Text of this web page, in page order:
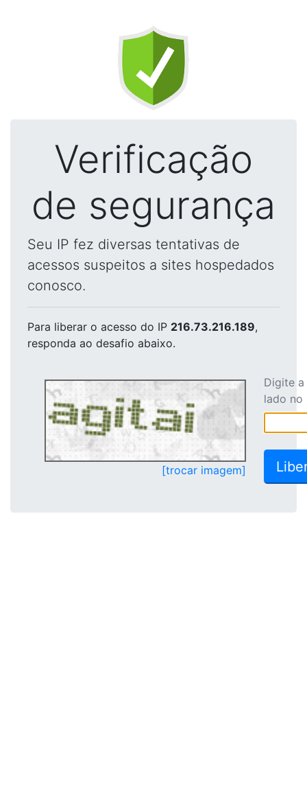
Verificação
de segurança
Seu IP fez diversas tentativas de
acessos suspeitos a sites hospedados
conosco.
Para liberar o acesso do IP 216.73.216.189,
responda ao desafio abaixo.
[trocar imagem]
Digite
lado no